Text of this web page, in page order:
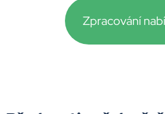
Zpracování